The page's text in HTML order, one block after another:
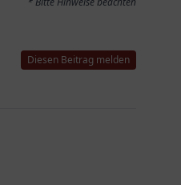
Diesen Beitrag melden